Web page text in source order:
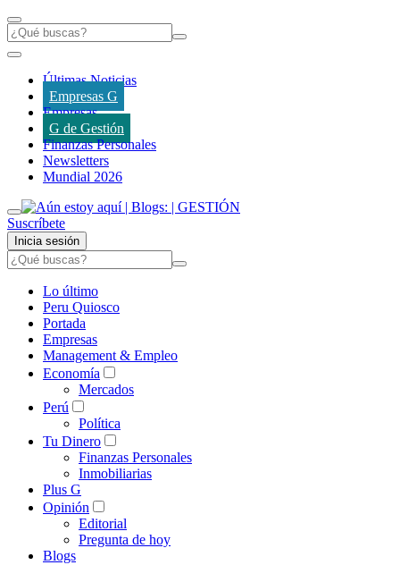
Últimas Noticias
Empresas G
Empresas
G de Gestión
Finanzas Personales
Newsletters
Mundial 2026
Suscríbete
Inicia sesión
Lo último
Peru Quiosco
Portada
Empresas
Management & Empleo
Economía
Mercados
Perú
Política
Tu Dinero
Finanzas Personales
Inmobiliarias
Plus G
Opinión
Editorial
Pregunta de hoy
Blogs